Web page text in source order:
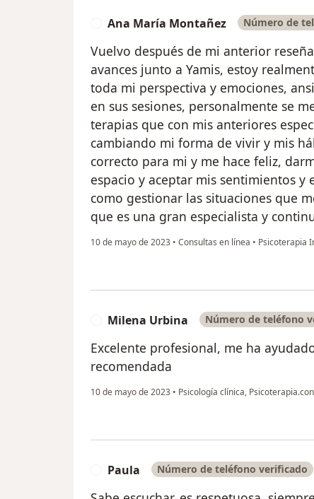
Ana María Montañez Número de
Vuelvo después de mi anterior
avances junto a Yamis, estoy
toda mi perspectiva y emociones,
en sus sesiones, personalmente se
terapias que con mis anteriores
cambiando mi forma de vivir y mis
correcto para mi y me hace feliz,
espacio y aceptar mis sentimientos y
como gestionar las situaciones que
que es una gran especialista y
10 de mayo de 2023 • Consultas en línea • Psicoterapia
Milena Urbina Número de teléfono
Excelente profesional, me ha
recomendada
10 de mayo de 2023 • Psicología clínica,
Paula Número de teléfono verificado